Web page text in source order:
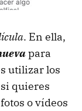
. En ella,
para
utilizar los
quieres
o vídeos